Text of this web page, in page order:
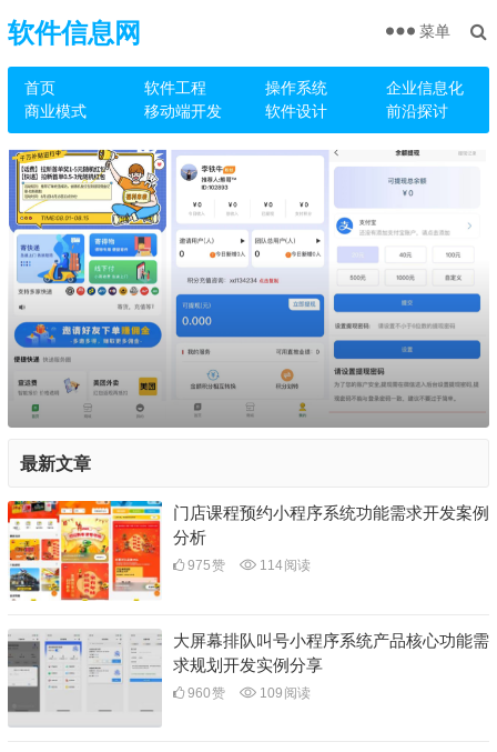
软件信息网
首页 软件工程 操作系统
企业信息化
商业模式
移动端开发 软件设计 前沿探讨
菜单
最新文章
门店课程预约小程序系统功能需求开发案例
分析
975赞 114阅读
大屏幕排队叫号小程序系统产品核心功能需
求规划开发实例分享
960赞 109 阅读